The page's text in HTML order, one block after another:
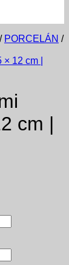
/ PORCELÁN /
cm |